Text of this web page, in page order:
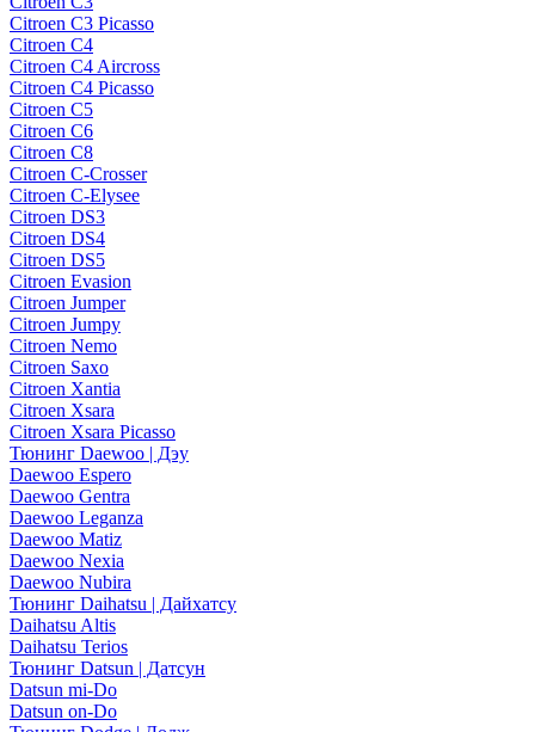
Citroen C3 Picasso
Citroen C4
Citroen C4 Aircross
Citroen C4 Picasso
Citroen C5
Citroen C6
Citroen C8
Citroen C-Crosser
Citroen C-Elysee
Citroen DS3
Citroen DS4
Citroen DS5
Citroen Evasion
Citroen Jumper
Citroen Jumpy
Citroen Nemo
Citroen Saxo
Citroen Xantia
Citroen Xsara
Citroen Xsara Picasso
Тюнинг Daewoo | Дэу
Daewoo Espero
Daewoo Gentra
Daewoo Leganza
Daewoo Matiz
Daewoo Nexia
Daewoo Nubira
Тюнинг Daihatsu | Дайхатсу
Daihatsu Altis
Daihatsu Terios
Тюнинг Datsun | Датсун
Datsun mi-Do
Datsun on-Do